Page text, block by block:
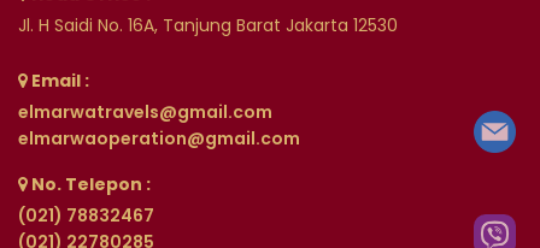
Jl. H Saidi No. 16A, Tanjung Barat Jakarta 12530
Email :
elmarwatravels@gmail.com
elmarwaoperation@gmail.com
No. Telepon :
(021) 78832467
(021) 22780285